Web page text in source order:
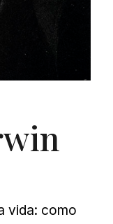
vida: como